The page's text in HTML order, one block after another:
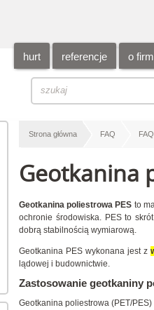
hurt referencje o
Strona główna FAQ
Geotkanina
Geotkanina poliestrowa PES to
ochronie środowiska. PES to
dobrą stabilnością wymiarową.
Geotkanina PES wykonana jest z
lądowej i budownictwie.
Zastosowanie geotkaniny
Geotkanina poliestrowa (PET/PES)